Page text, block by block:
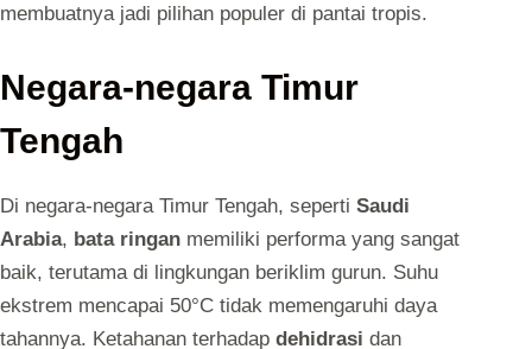
membuatnya jadi pilihan populer di pantai tropis.
Negara-negara Timur
Tengah
Di negara-negara Timur Tengah, seperti Saudi
Arabia, bata ringan memiliki performa yang sangat
baik, terutama di lingkungan beriklim gurun. Suhu
ekstrem mencapai 50°C tidak memengaruhi daya
tahannya. Ketahanan terhadap dehidrasi dan